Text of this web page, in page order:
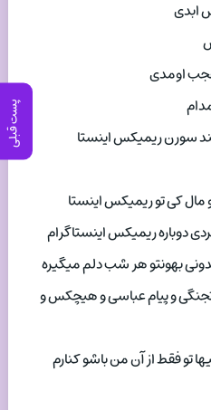
پست قبلی
ابدی
اومدی
سورن ریمیکس اینستا
کی تو ریمیکس اینستا
دوباره ریمیکس اینستاگرام
بهونتو هر شب دلم میگیره
و پیام عباسی و هیچکس و
تو فقط از آن من باشو کنارم